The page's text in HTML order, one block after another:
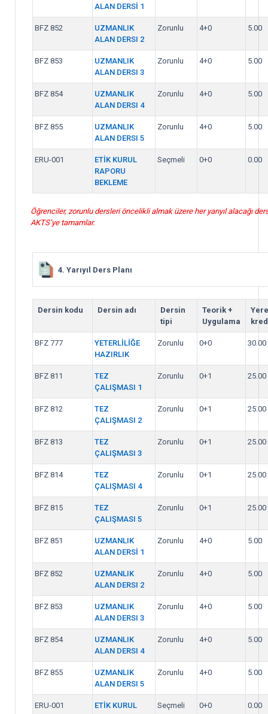
ALAN DERSİ 1
BFZ 852
UZMANLIK
ALAN DERSI 2
Zorunlu 4+0 5.00
BFZ 853
UZMANLIK
ALAN DERSI 3
Zorunlu 4+0 5.00
BFZ 854
UZMANLIK
ALAN DERSI 4
Zorunlu 4+0 5.00
BFZ 855
UZMANLIK
ALAN DERSI 5
Zorunlu 4+0 5.00
ERU-001
ETİK KURUL
RAPORU
BEKLEME
Seçmeli 0+0 0.00
Öğrenciler, zorunlu dersleri öncelikli almak üzere her yarıyıl alacağı
AKTS’ye tamamlar.
4. Yarıyıl Ders Planı
Dersin kodu Dersin adı
Dersin
tipi
Teorik +
Uygulama
BFZ 777
YETERLİLİĞE
HAZIRLIK
Zorunlu 0+0 30.00
BFZ 811
TEZ
ÇALIŞMASI 1
Zorunlu 0+1 25.00
BFZ 812
TEZ
ÇALIŞMASI 2
Zorunlu 0+1 25.00
BFZ 813
TEZ
ÇALIŞMASI 3
Zorunlu 0+1 25.00
BFZ 814
TEZ
ÇALIŞMASI 4
Zorunlu 0+1 25.00
BFZ 815
TEZ
ÇALIŞMASI 5
Zorunlu 0+1 25.00
BFZ 851
UZMANLIK
ALAN DERSİ 1
Zorunlu 4+0 5.00
BFZ 852
UZMANLIK
ALAN DERSI 2
Zorunlu 4+0 5.00
BFZ 853
UZMANLIK
ALAN DERSI 3
Zorunlu 4+0 5.00
BFZ 854
UZMANLIK
ALAN DERSI 4
Zorunlu 4+0 5.00
BFZ 855
UZMANLIK
ALAN DERSI 5
Zorunlu 4+0 5.00
ERU-001
ETİK KURUL
Seçmeli 0+0 0.00